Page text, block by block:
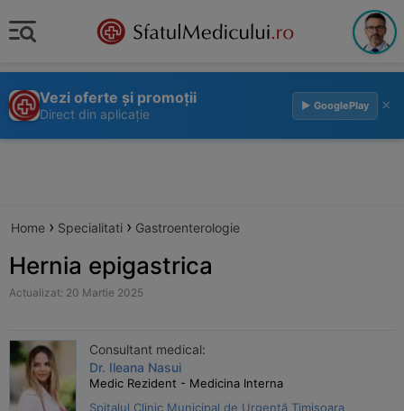
Vezi oferte și promoții
Direct din aplicație
▶ GooglePlay ×
Home › Specialitati › Gastroenterologie
Hernia epigastrica
Actualizat: 20 Martie 2025
Consultant medical:
Dr. Ileana Nasui
Medic Rezident - Medicina Interna
Spitalul Clinic Municipal de Urgență Timisoara